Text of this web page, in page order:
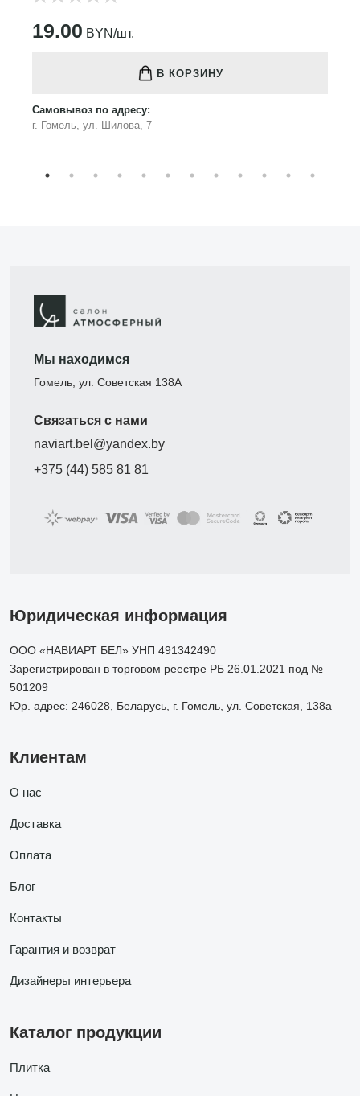
19.00 BYN/шт.
В КОРЗИНУ
Самовывоз по адресу:
г. Гомель, ул. Шилова, 7
Мы находимся
Гомель, ул. Советская 138А
Связаться с нами
naviart.bel@yandex.by
+375 (44) 585 81 81
Юридическая информация
ООО «НАВИАРТ БЕЛ» УНП 491342490
Зарегистрирован в торговом реестре РБ 26.01.2021 под №
501209
Юр. адрес: 246028, Беларусь, г. Гомель, ул. Советская, 138а
Клиентам
О нас
Доставка
Оплата
Блог
Контакты
Гарантия и возврат
Дизайнеры интерьера
Каталог продукции
Плитка